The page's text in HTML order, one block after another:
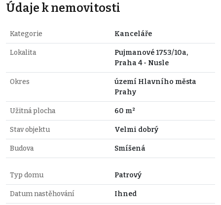
Údaje k nemovitosti
Kategorie Kanceláře
Lokalita
Pujmanové 1753/10a,
Praha 4 - Nusle
Okres
území Hlavního města
Prahy
Užitná plocha 60 m²
Stav objektu Velmi dobrý
Budova Smíšená
Typ domu Patrový
Datum nastěhování Ihned